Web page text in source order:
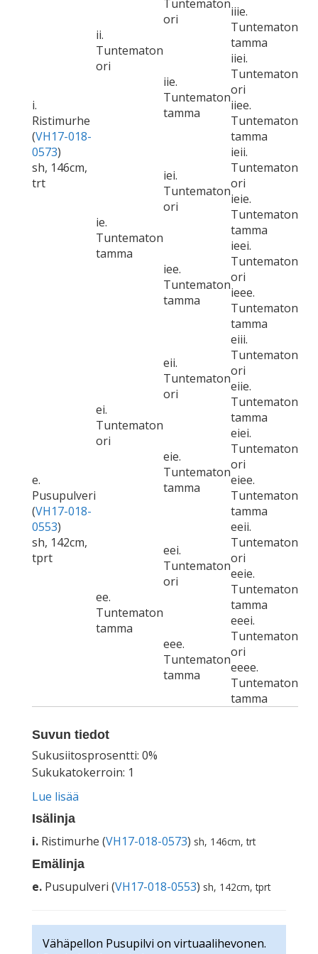
i.
Ristimurhe
(VH17-018-
0573)
sh, 146cm,
trt
ii.
Tuntematon
ori
Tuntematon
ori
iiie.
Tuntematon
tamma
iie.
Tuntematon
tamma
iiei.
Tuntematon
ori
iiee.
Tuntematon
tamma
ie.
Tuntematon
tamma
iei.
Tuntematon
ori
ieii.
Tuntematon
ori
ieie.
Tuntematon
tamma
iee.
Tuntematon
tamma
ieei.
Tuntematon
ori
ieee.
Tuntematon
tamma
e.
Pusupulveri
(VH17-018-
0553)
sh, 142cm,
tprt
ei.
Tuntematon
ori
eii.
Tuntematon
ori
eiii.
Tuntematon
ori
eiie.
Tuntematon
tamma
eie.
Tuntematon
tamma
eiei.
Tuntematon
ori
eiee.
Tuntematon
tamma
ee.
Tuntematon
tamma
eei.
Tuntematon
ori
eeii.
Tuntematon
ori
eeie.
Tuntematon
tamma
eee.
Tuntematon
tamma
eeei.
Tuntematon
ori
eeee.
Tuntematon
tamma
Suvun tiedot
Sukusiitosprosentti: 0%
Sukukatokerroin: 1
Lue lisää
Isälinja
i. Ristimurhe (VH17-018-0573) sh, 146cm, trt
Emälinja
e. Pusupulveri (VH17-018-0553) sh, 142cm, tprt
Vähäpellon Pusupilvi on virtuaalihevonen.